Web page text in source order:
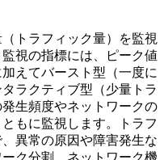
トラフィック量）を監視
視の指標には、ピーク値
えてバースト型（一度に
ラクティブ型（少量トラ
生頻度やネットワークの
もに監視します。トラフ
異常の原因や障害発生な
ク分割、ネットワーク機